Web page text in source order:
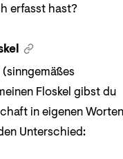
erfasst hast?
(sinngemäßes
Floskel gibst du
in eigenen Worten
Unterschied: